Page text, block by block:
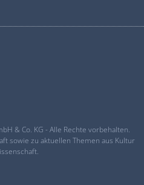
& Co. KG - Alle Rechte vorbehalten.
sowie zu aktuellen Themen aus Kultur